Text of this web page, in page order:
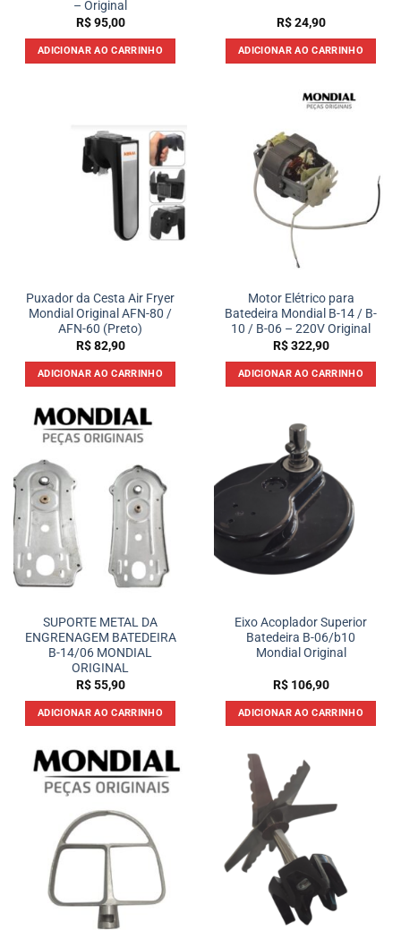
– Original
R$95,00
ADICIONAR AO CARRINHO
R$24,90
ADICIONAR AO CARRINHO
Puxador da Cesta Air Fryer
Mondial Original AFN-80 /
AFN-60 (Preto)
R$82,90
ADICIONAR AO CARRINHO
Motor Elétrico para
Batedeira Mondial B-14 / B-
10 / B-06 – 220V Original
R$322,90
ADICIONAR AO CARRINHO
SUPORTE METAL DA
ENGRENAGEM BATEDEIRA
B-14/06 MONDIAL
ORIGINAL
R$55,90
ADICIONAR AO CARRINHO
Eixo Acoplador Superior
Batedeira B-06/b10
Mondial Original
R$106,90
ADICIONAR AO CARRINHO